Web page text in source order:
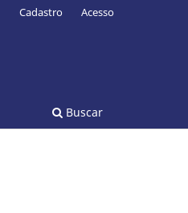
Buscar
Cadastro Acesso